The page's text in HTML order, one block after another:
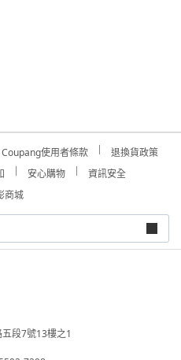
Coupang使用者條款
退換貨政策
安心購物
資訊安全
商城
段7號13樓之1